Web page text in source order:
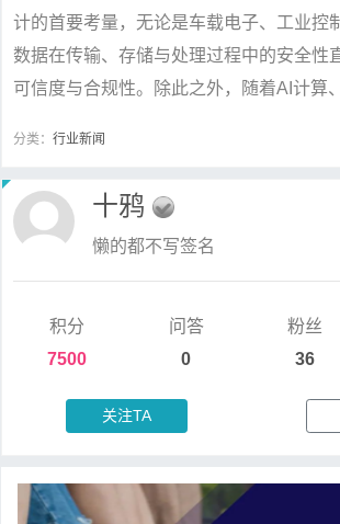
计的首要考量，无论是车载电子、工业控
数据在传输、存储与处理过程中的安全性
可信度与合规性。除此之外，随着AI计算
分类： 行业新闻
十鸦
懒的都不写签名
积分
7500
问答
0
粉丝
36
关注TA